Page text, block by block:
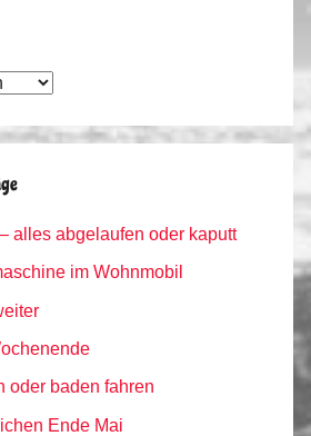
alles abgelaufen oder kaputt
im Wohnmobil
oder baden fahren
Ende Mai